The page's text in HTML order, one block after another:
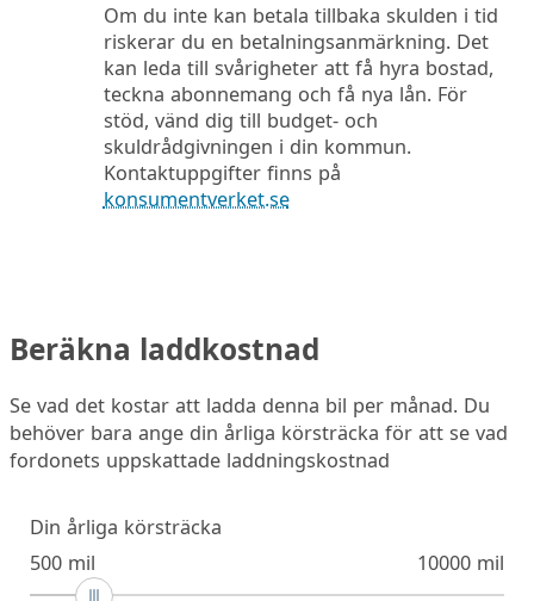
Om du inte kan betala tillbaka skulden i tid
riskerar du en betalningsanmärkning. Det
kan leda till svårigheter att få hyra bostad,
teckna abonnemang och få nya lån. För
stöd, vänd dig till budget- och
skuldrådgivningen i din kommun.
Kontaktuppgifter finns på
konsumentverket.se
Beräkna laddkostnad
Se vad det kostar att ladda denna bil per månad. Du
behöver bara ange din årliga körsträcka för att se vad
fordonets uppskattade laddningskostnad
Din årliga körsträcka
500 mil
10000 mil